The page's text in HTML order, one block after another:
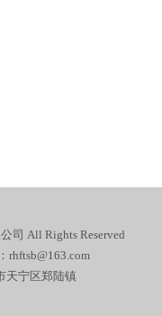
司 All Rights Reserved
rhftsb@163.com
天宁区郑陆镇